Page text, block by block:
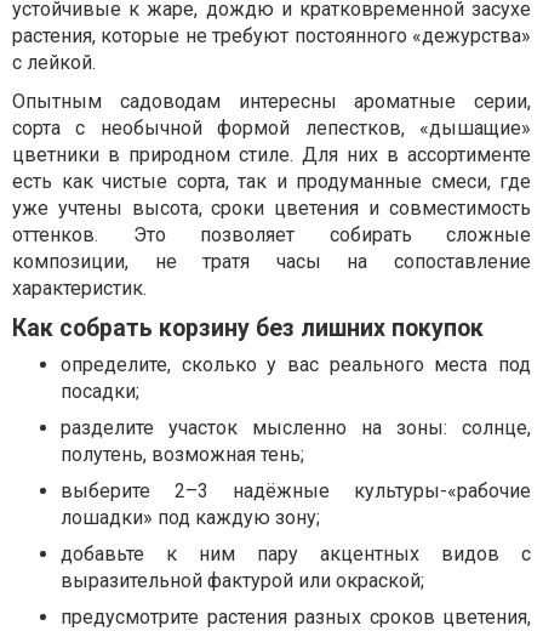
устойчивые к жаре, дождю и кратковременной засухе
растения, которые не требуют постоянного «дежурства»
с лейкой.
Опытным садоводам интересны ароматные серии,
сорта с необычной формой лепестков, «дышащие»
цветники в природном стиле. Для них в ассортименте
есть как чистые сорта, так и продуманные смеси, где
уже учтены высота, сроки цветения и совместимость
оттенков. Это позволяет собирать сложные
композиции, не тратя часы на сопоставление
характеристик.
Как собрать корзину без лишних покупок
определите, сколько у вас реального места под
посадки;
разделите участок мысленно на зоны: солнце,
полутень, возможная тень;
выберите 2–3 надёжные культуры-«рабочие
лошадки» под каждую зону;
добавьте к ним пару акцентных видов с
выразительной фактурой или окраской;
предусмотрите растения разных сроков цветения,